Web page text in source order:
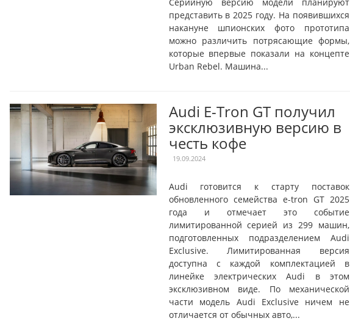
представить в 2025 году. На появившихся
накануне шпионских фото прототипа
можно различить потрясающие формы,
которые впервые показали на концепте
Urban Rebel. Машина...
Audi E-Tron GT получил
эксклюзивную версию в
честь кофе
19.09.2024
Audi готовится к старту поставок
обновленного семейства e-tron GT 2025
года и отмечает это событие
лимитированной серией из 299 машин,
подготовленных подразделением Audi
Exclusive. Лимитированная версия
доступна с каждой комплектацией в
линейке электрических Audi в этом
эксклюзивном виде. По механической
части модель Audi Exclusive ничем не
отличается от обычных авто,...